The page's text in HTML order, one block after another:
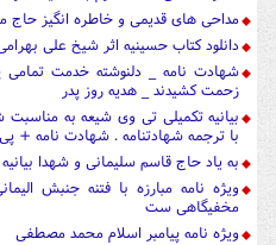
مداحی های قدیمی و خاطره انگیز حاج
دانلود کتاب حسینیه اثر شیخ علی
شهادت نامه _ دلنوشته خدمت
زحمت کشیدند _ هدیه روز پدر
بیانیه تکمیلی تی وی شیعه به
با ترجمه شهادتنامه . شهادت نامه
به یاد حاج قاسم سلیمانی و شهدا
ویژه نامه مبارزه با فتنه جنبش
مخفیگاهی ست
ویژه نامه پیامبر اسلام محمد مصطفی